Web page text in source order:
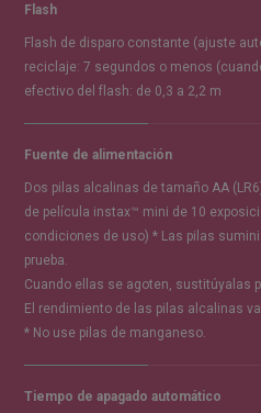
Flash
Flash de disparo constante (ajuste
reciclaje: 7 segundos o menos
efectivo del flash: de 0,3 a 2,2 m
Fuente de alimentación
Dos pilas alcalinas de tamaño AA
de película instax™ mini de 10
condiciones de uso) * Las pilas
prueba.
Cuando ellas se agoten, sustitúyalas
El rendimiento de las pilas alcalinas
* No use pilas de manganeso.
Tiempo de apagado automático